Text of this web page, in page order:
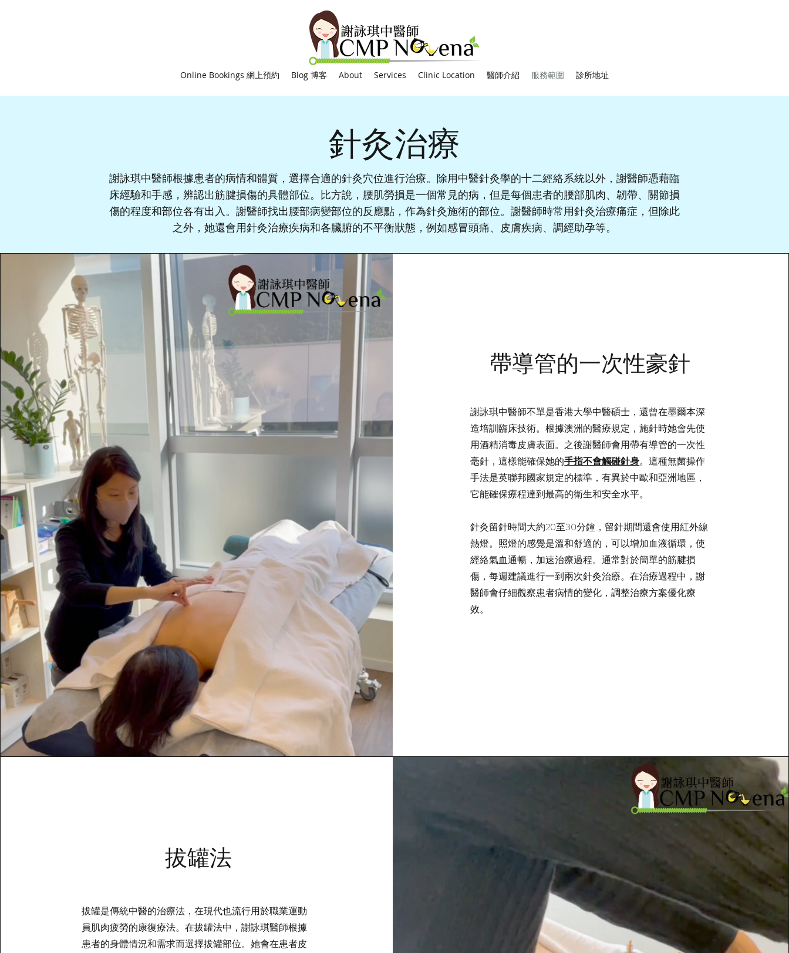
Online Bookings 網上預約 Blog 博客 About Services Clinic Location 醫師介紹 服務範圍 診所地址
針灸治療
謝詠琪中醫師根據患者的病情和體質，選擇合適的針灸穴位進行治療。除用中醫針灸學的十二經絡系統以外，謝醫師憑藉臨
床經驗和手感，辨認出筋腱損傷的具體部位。比方說，腰肌勞損是一個常見的病，但是每個患者的腰部肌肉、韌帶、關節損
傷的程度和部位各有出入。謝醫師找出腰部病變部位的反應點，作為針灸施術的部位。 謝醫師時常用針灸治療痛症，但除此
之外，她還會用針灸治療疾病和各臟腑的不平衡狀態，例如感冒頭痛、皮膚疾病、調經助孕等。
帶導管的一次性豪針
謝詠琪中醫師不單是香港大學中醫碩士，還曾在墨爾本深
造培訓臨床技術。根據澳洲的醫療規定，施針時她會先使
用酒精消毒皮膚表面。之後謝醫師會用帶有導管的一次性
毫針，這樣能確保她的手指不會觸碰針身。這種無菌操作
手法是英聯邦國家規定的標準，有異於中歐和亞洲地區，
它能確保療程達到最高的衛生和安全水平。
針灸留針時間大約20至30分鐘，留針期間還會使用紅外線
熱燈。照燈的感覺是溫和舒適的，可以增加血液循環，使
經絡氣血通暢，加速治療過程。通常對於簡單的筋腱損
傷，每週建議進行一到兩次針灸治療。在治療過程中，謝
醫師會仔細觀察患者病情的變化，調整治療方案優化療
效。
拔罐法
拔罐是傳統中醫的治療法，在現代也流行用於職業運動
員肌肉疲勞的康復療法。在拔罐法中，謝詠琪醫師根據
患者的身體情況和需求而選擇拔罐部位。她會在患者皮